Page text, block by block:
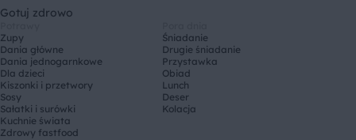
Gotuj zdrowo
Zupy
Dania główne
Dania jednogarnkowe
Dla dzieci
Kiszonki i przetwory
Sosy
Sałatki i surówki
Kuchnie świata
Zdrowy fastfood
Śniadanie
Drugie śniadanie
Przystawka
Obiad
Lunch
Deser
Kolacja